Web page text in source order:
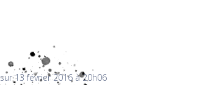
sur 13 février 2016 à 20h06